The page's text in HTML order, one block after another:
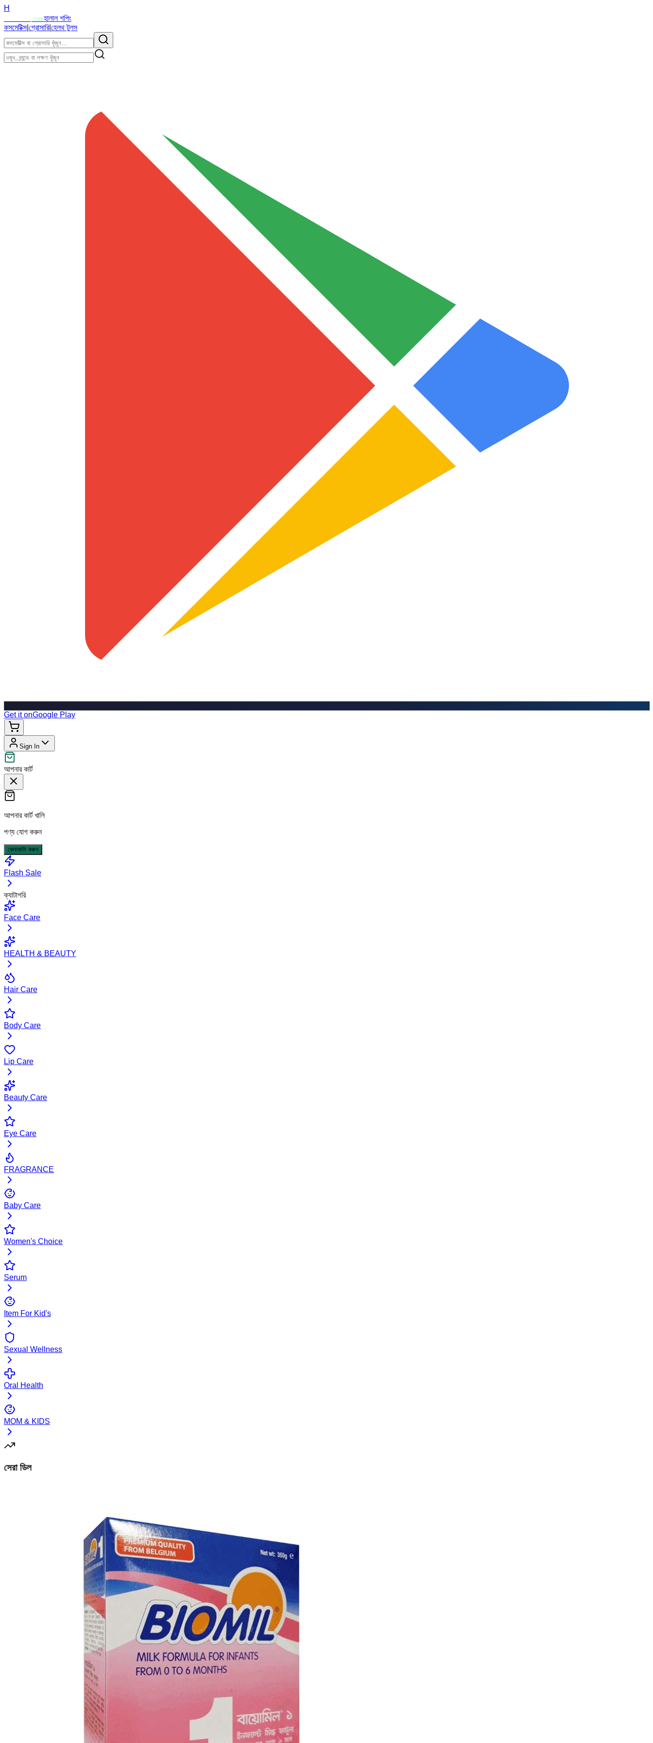
H
.comহালাল শপিং
কসমেটিক্স|গ্রোসারি|হেলথ টুলস
Get it onGoogle Play
Sign In
আপনার কার্ট
আপনার কার্ট খালি
পণ্য যোগ করুন
কেনাকাটা করুন
Flash Sale
ক্যাটাগরি
Face Care
HEALTH & BEAUTY
Hair Care
Body Care
Lip Care
Beauty Care
Eye Care
FRAGRANCE
Baby Care
Women's Choice
Serum
Item For Kid's
Sexual Wellness
Oral Health
MOM & KIDS
সেরা ডিল